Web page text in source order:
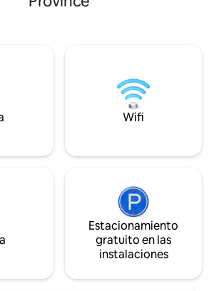
Disfruta de la
moderna en este
alojamiento está
propietarios con
la comodidad de
Wifi
Estacionamiento
gratuito en las
instalaciones